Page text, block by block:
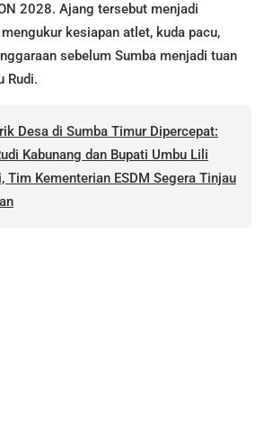
2028. Ajang tersebut menjadi
kesiapan atlet, kuda pacu,
sebelum Sumba menjadi tuan
Rudi.
Desa di Sumba Timur Dipercepat:
Kabunang dan Bupati Umbu Lili
Tim Kementerian ESDM Segera Tinjau